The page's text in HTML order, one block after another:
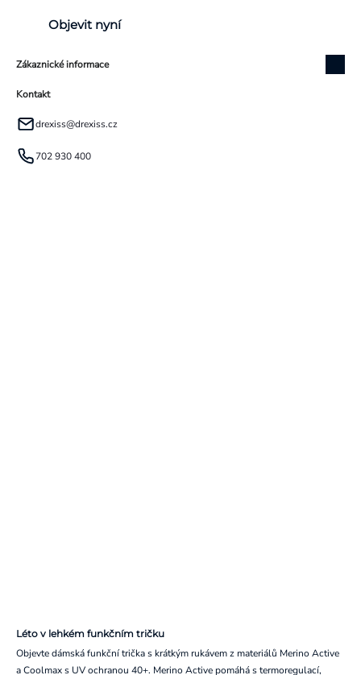
Objevit nyní
Zákaznické informace
Kontakt
drexiss@drexiss.cz
702 930 400
Léto v lehkém funkčním tričku
Objevte dámská funkční trička s krátkým rukávem z materiálů Merino Active
a Coolmax s UV ochranou 40+. Merino Active pomáhá s termoregulací,